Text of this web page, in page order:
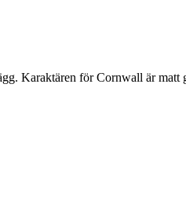
Karaktären för Cornwall är matt